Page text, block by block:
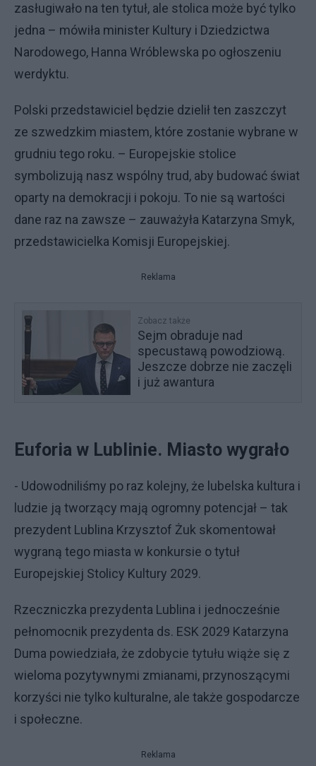
zasługiwało na ten tytuł, ale stolica może być tylko
jedna – mówiła minister Kultury i Dziedzictwa
Narodowego, Hanna Wróblewska po ogłoszeniu
werdyktu.
Polski przedstawiciel będzie dzielił ten zaszczyt
ze szwedzkim miastem, które zostanie wybrane w
grudniu tego roku. – Europejskie stolice
symbolizują nasz wspólny trud, aby budować świat
oparty na demokracji i pokoju. To nie są wartości
dane raz na zawsze – zauważyła Katarzyna Smyk,
przedstawicielka Komisji Europejskiej.
Reklama
Zobacz także
Sejm obraduje nad
specustawą powodziową.
Jeszcze dobrze nie zaczęli
i już awantura
Euforia w Lublinie. Miasto wygrało
- Udowodniliśmy po raz kolejny, że lubelska kultura i
ludzie ją tworzący mają ogromny potencjał – tak
prezydent Lublina Krzysztof Żuk skomentował
wygraną tego miasta w konkursie o tytuł
Europejskiej Stolicy Kultury 2029.
Rzeczniczka prezydenta Lublina i jednocześnie
pełnomocnik prezydenta ds. ESK 2029 Katarzyna
Duma powiedziała, że zdobycie tytułu wiąże się z
wieloma pozytywnymi zmianami, przynoszącymi
korzyści nie tylko kulturalne, ale także gospodarcze
i społeczne.
Reklama